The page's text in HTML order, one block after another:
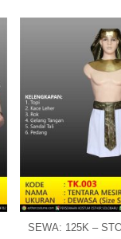
SEWA: 125K –